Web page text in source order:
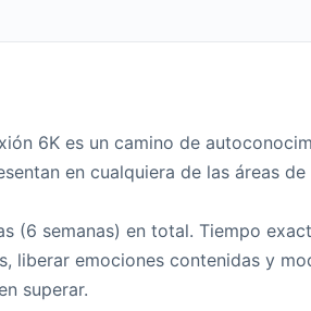
6K es un camino de
en cualquiera de las áreas de
(6 semanas) en total. Tiempo
liberar emociones contenidas y
superar.